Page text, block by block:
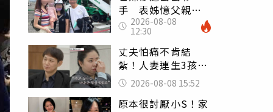
手 表姊憶父親節
前夕：小舅舅仍到
殯儀館陪她說話
2026-08-08
12:30
丈夫怕痛不肯結
紮！人妻連生3孩
控遭家暴淚喊：真
的好累
2026-08-08 15:52
原本很討厭小S！家